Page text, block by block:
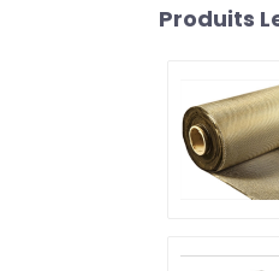
Produits